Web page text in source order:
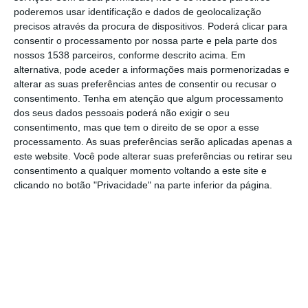
poderemos usar identificação e dados de geolocalização
precisos através da procura de dispositivos. Poderá clicar para
consentir o processamento por nossa parte e pela parte dos
nossos 1538 parceiros, conforme descrito acima. Em
alternativa, pode aceder a informações mais pormenorizadas e
alterar as suas preferências antes de consentir ou recusar o
consentimento. Tenha em atenção que algum processamento
dos seus dados pessoais poderá não exigir o seu
consentimento, mas que tem o direito de se opor a esse
processamento. As suas preferências serão aplicadas apenas a
este website. Você pode alterar suas preferências ou retirar seu
consentimento a qualquer momento voltando a este site e
clicando no botão "Privacidade" na parte inferior da página.
O investimento vai ser feito em várias áreas,
desde a modernização de equipamentos,
aquisição de máquinas de diagnóstico,
remodelação e requalificação de
infraestruturas básicas e de unidades
inteiras, como é o caso da Psiquiatria, que
vai ser requalificada praticamente de uma
ponta à outra, desde a urgência até ao
internamento, numa obra que já está